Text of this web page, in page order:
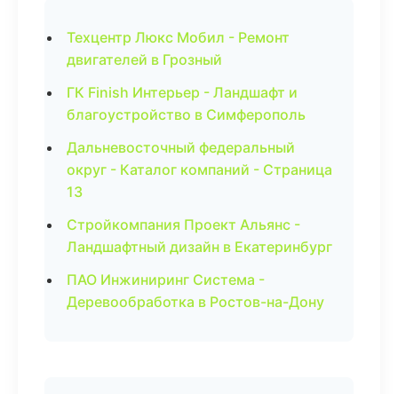
Техцентр Люкс Мобил - Ремонт
двигателей в Грозный
ГК Finish Интерьер - Ландшафт и
благоустройство в Симферополь
Дальневосточный федеральный
округ - Каталог компаний - Страница
13
Стройкомпания Проект Альянс -
Ландшафтный дизайн в Екатеринбург
ПАО Инжиниринг Система -
Деревообработка в Ростов-на-Дону